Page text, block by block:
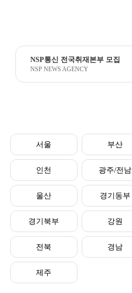
NSP통신 전국취재본부 모집
NSP NEWS AGENCY
서울 부산
인천 광주/전남
울산 경기동부
경기북부 강원
전북 경남
제주